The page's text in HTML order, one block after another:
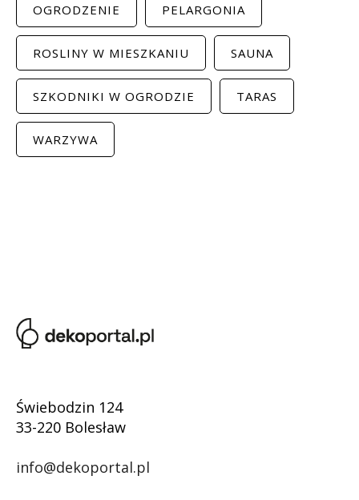
OGRODZENIE PELARGONIA
ROSLINY W MIESZKANIU SAUNA
SZKODNIKI W OGRODZIE TARAS
WARZYWA
Świebodzin 124
33-220 Bolesław
info@dekoportal.pl